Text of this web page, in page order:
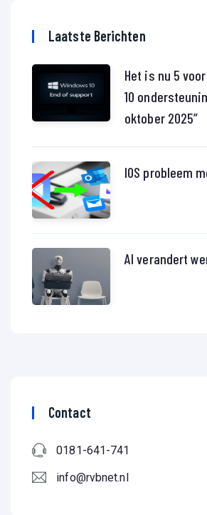
Laatste Berichten
Het is nu 5
10
oktober 2025”
IOS probleem
AI verandert
Contact
0181-641-741
info@rvbnet.nl